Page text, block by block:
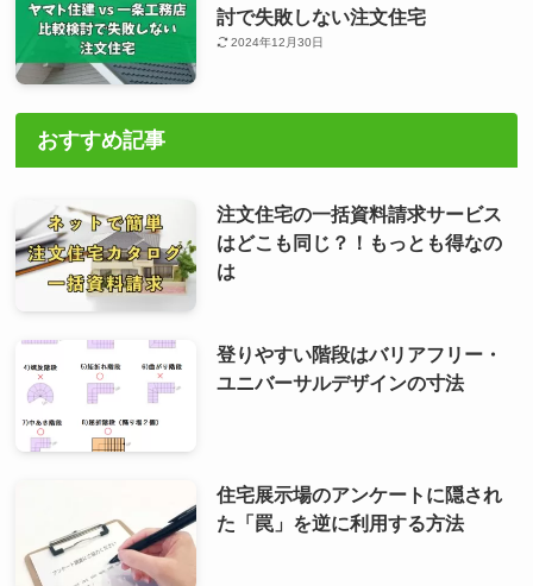
討で失敗しない注文住宅
2024年12月30日
おすすめ記事
注文住宅の一括資料請求サービス
はどこも同じ？！もっとも得なの
は
登りやすい階段はバリアフリー・
ユニバーサルデザインの寸法
住宅展示場のアンケートに隠され
た「罠」を逆に利用する方法